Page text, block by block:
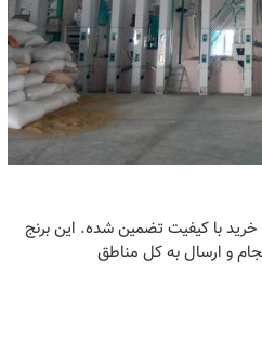
خرید با کیفیت تضمین شده. این برنج
و ارسال به کل مناطق